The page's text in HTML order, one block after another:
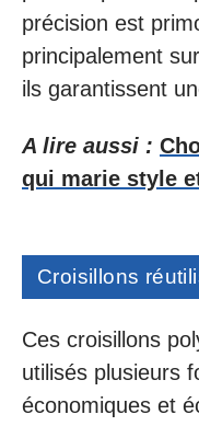
précision est
principalement
ils garantissent
A lire aussi :
qui marie style
Croisillons
Ces croisillons
utilisés plusieurs
économiques et